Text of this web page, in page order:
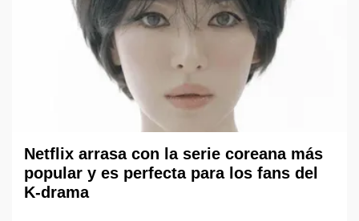
Netflix arrasa con la serie coreana más
popular y es perfecta para los fans del
K-drama